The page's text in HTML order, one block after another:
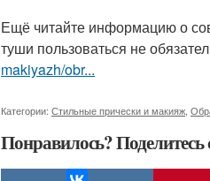
Ещё читайте информацию о
туши пользоваться не
makiyazh/obr...
Категории: Стильные прически и макияж,
Понравилось? Поделитесь